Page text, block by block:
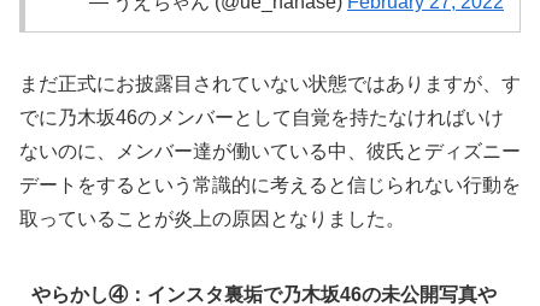
まだ正式にお披露目されていない状態ではありますが、す
でに乃木坂46のメンバーとして自覚を持たなければいけ
ないのに、メンバー達が働いている中、彼氏とディズニー
デートをするという常識的に考えると信じられない行動を
取っていることが炎上の原因となりました。
やらかし④：インスタ裏垢で乃木坂46の未公開写真や